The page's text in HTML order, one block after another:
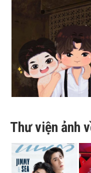
Thư viện ảnh